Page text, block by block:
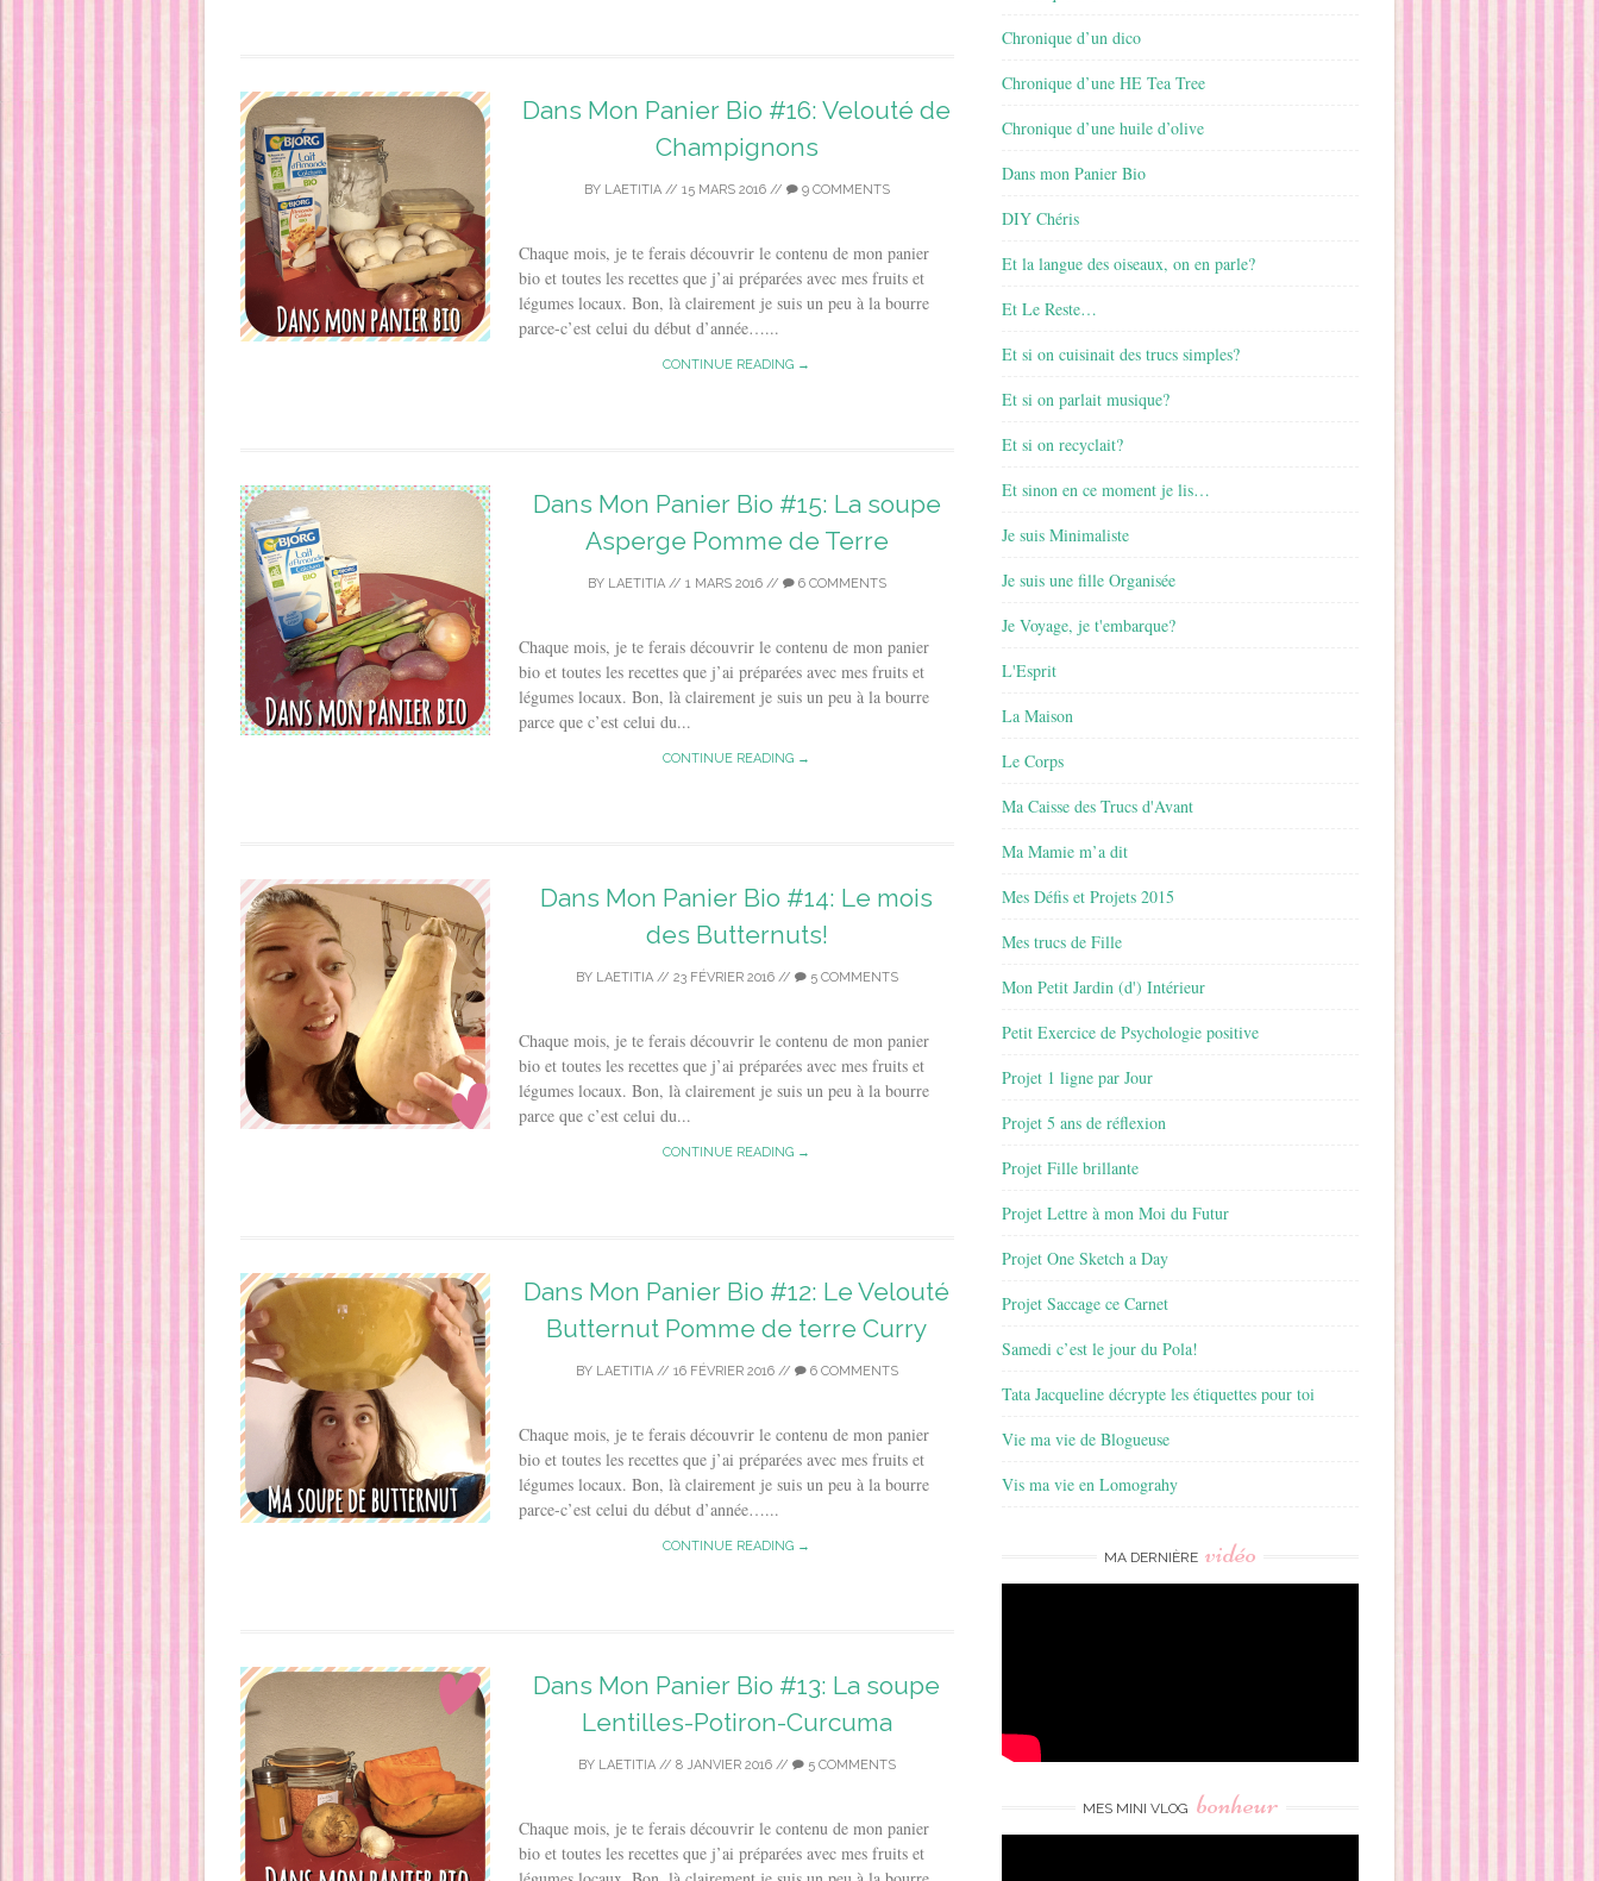
Dans Mon Panier Bio #16: Velouté de
Champignons
BY LAETITIA// 15 MARS 2016// 9 COMMENTS
Chaque mois, je te ferais découvrir le contenu de mon panier
bio et toutes les recettes que j’ai préparées avec mes fruits et
légumes locaux. Bon, là clairement je suis un peu à la bourre
parce-c’est celui du début d’année…...
CONTINUE READING →
Dans Mon Panier Bio #15: La soupe
Asperge Pomme de Terre
BY LAETITIA// 1 MARS 2016// 6 COMMENTS
Chaque mois, je te ferais découvrir le contenu de mon panier
bio et toutes les recettes que j’ai préparées avec mes fruits et
légumes locaux. Bon, là clairement je suis un peu à la bourre
parce que c’est celui du...
CONTINUE READING →
Dans Mon Panier Bio #14: Le mois
des Butternuts!
BY LAETITIA// 23 FÉVRIER 2016// 5 COMMENTS
Chaque mois, je te ferais découvrir le contenu de mon panier
bio et toutes les recettes que j’ai préparées avec mes fruits et
légumes locaux. Bon, là clairement je suis un peu à la bourre
parce que c’est celui du...
CONTINUE READING →
Dans Mon Panier Bio #12: Le Velouté
Butternut Pomme de terre Curry
BY LAETITIA// 16 FÉVRIER 2016// 6 COMMENTS
Chaque mois, je te ferais découvrir le contenu de mon panier
bio et toutes les recettes que j’ai préparées avec mes fruits et
légumes locaux. Bon, là clairement je suis un peu à la bourre
parce-c’est celui du début d’année…...
CONTINUE READING →
Dans Mon Panier Bio #13: La soupe
Lentilles-Potiron-Curcuma
BY LAETITIA// 8 JANVIER 2016// 5 COMMENTS
Chaque mois, je te ferais découvrir le contenu de mon panier
bio et toutes les recettes que j’ai préparées avec mes fruits et
Chronique d’un dico
Chronique d’une HE Tea Tree
Chronique d’une huile d’olive
Dans mon Panier Bio
DIY Chéris
Et la langue des oiseaux, on en parle?
Et Le Reste…
Et si on cuisinait des trucs simples?
Et si on parlait musique?
Et si on recyclait?
Et sinon en ce moment je lis…
Je suis Minimaliste
Je suis une fille Organisée
Je Voyage, je t'embarque?
L'Esprit
La Maison
Le Corps
Ma Caisse des Trucs d'Avant
Ma Mamie m’a dit
Mes Défis et Projets 2015
Mes trucs de Fille
Mon Petit Jardin (d') Intérieur
Petit Exercice de Psychologie positive
Projet 1 ligne par Jour
Projet 5 ans de réflexion
Projet Fille brillante
Projet Lettre à mon Moi du Futur
Projet One Sketch a Day
Projet Saccage ce Carnet
Samedi c’est le jour du Pola!
Tata Jacqueline décrypte les étiquettes pour toi
Vie ma vie de Blogueuse
Vis ma vie en Lomograhy
MA DERNIÈRE vidéo
MES MINI VLOG bonheur